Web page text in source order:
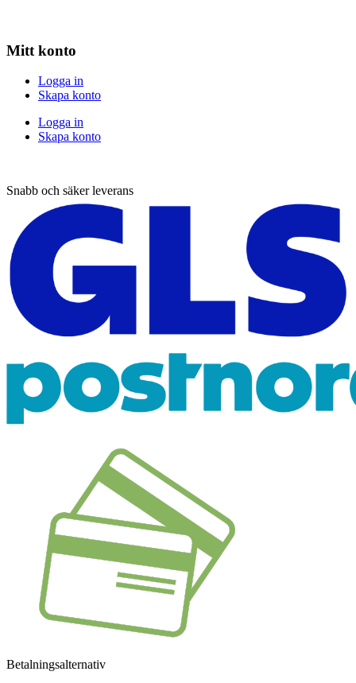
Mitt konto
Logga in
Skapa konto
Logga in
Skapa konto
Snabb och säker leverans
Betalningsalternativ